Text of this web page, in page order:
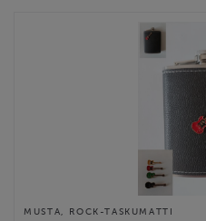
MUSTA, ROCK-TASKUMATTI